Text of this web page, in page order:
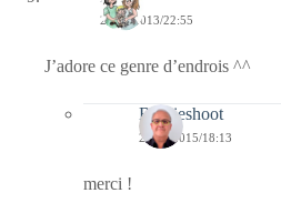
20/02/2013/22:55
J’adore ce genre d’endrois ^^
Bernieshoot
20/01/2015/18:13
merci !